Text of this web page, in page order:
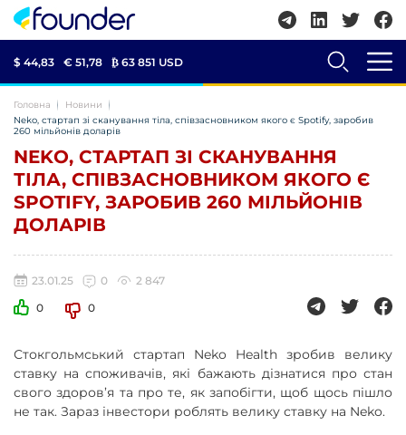
$ 44,83 € 51,78 ₿ 63 851 USD
Головна
Новини
Neko, стартап зі сканування тіла, співзасновником якого є Spotify, заробив
260 мільйонів доларів
NEKO, СТАРТАП ЗІ СКАНУВАННЯ
ТІЛА, СПІВЗАСНОВНИКОМ ЯКОГО Є
SPOTIFY, ЗАРОБИВ 260 МІЛЬЙОНІВ
ДОЛАРІВ
23.01.25 0
2 847
0
0
Стокгольмський стартап Neko Health зробив велику
ставку на споживачів, які бажають дізнатися про стан
свого здоров’я та про те, як запобігти, щоб щось пішло
не так. Зараз інвестори роблять велику ставку на Neko.